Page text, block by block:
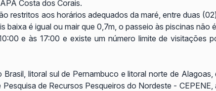
Costa dos Corais.
restritos aos horários adequados da maré, entre duas
baixa é igual ou mair que 0,7m, o passeio às piscinas não
e às 17:00 e existe um número limite de visitações
litoral sul de Pernambuco e litoral norte de
de Recursos Pesqueiros do Nordeste -